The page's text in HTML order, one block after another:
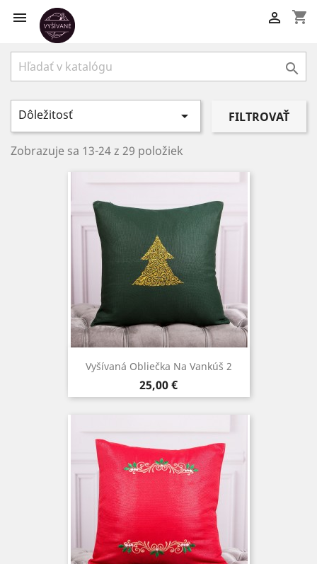
 shopping_cart


Dôležitosť  FILTROVAŤ
Zobrazuje sa 13-24 z 29 položiek
Vyšívaná Obliečka Na Vankúš 2
Cena
25,00 €